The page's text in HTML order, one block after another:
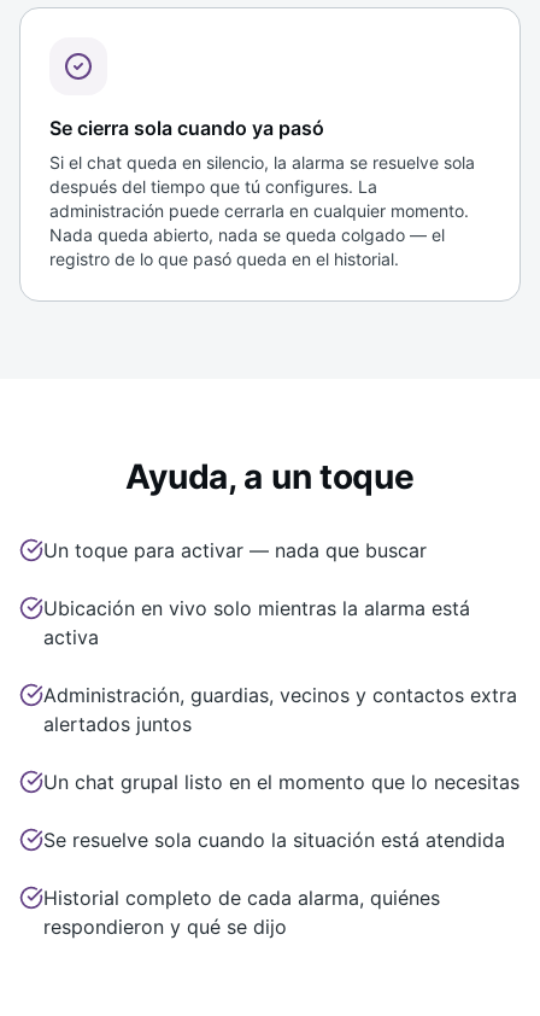
Se cierra sola cuando ya pasó
Si el chat queda en silencio, la alarma se resuelve sola
después del tiempo que tú configures. La
administración puede cerrarla en cualquier momento.
Nada queda abierto, nada se queda colgado — el
registro de lo que pasó queda en el historial.
Ayuda, a un toque
Un toque para activar — nada que buscar
Ubicación en vivo solo mientras la alarma está
activa
Administración, guardias, vecinos y contactos extra
alertados juntos
Un chat grupal listo en el momento que lo necesitas
Se resuelve sola cuando la situación está atendida
Historial completo de cada alarma, quiénes
respondieron y qué se dijo